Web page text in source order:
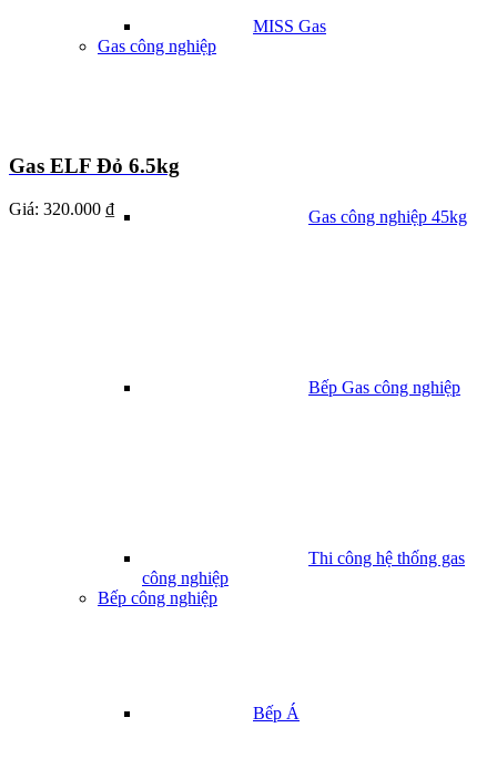
MISS Gas
Gas công nghiệp
Gas công nghiệp 45kg
Bếp Gas công nghiệp
Thi công hệ thống gas
công nghiệp
Bếp công nghiệp
Bếp Á
Gas ELF Đỏ 6.5kg
Giá: 320.000 ₫